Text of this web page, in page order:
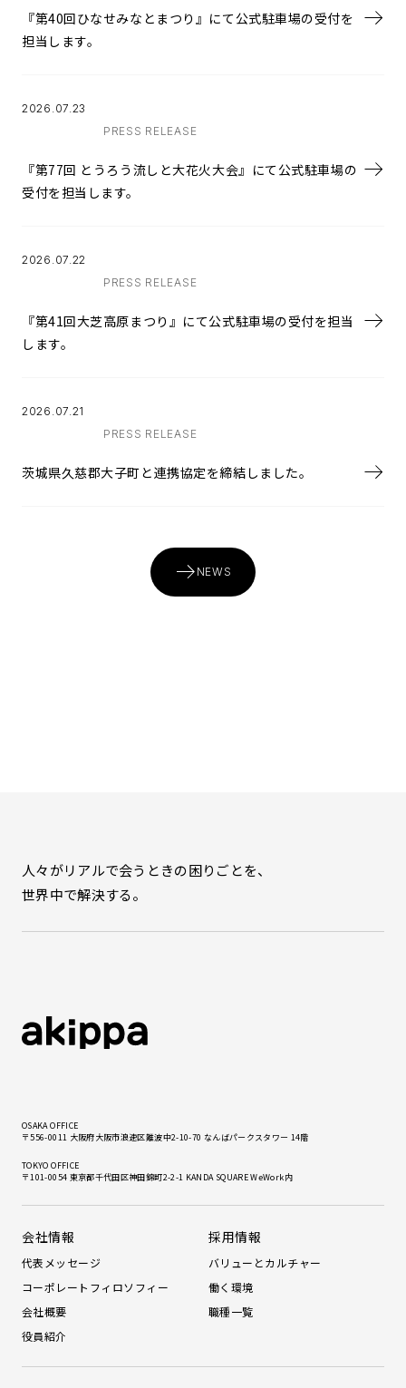
『第40回ひなせみなとまつり』にて公式駐車場の受付を
担当します。
2026.07.23
PRESS RELEASE
『第77回 とうろう流しと大花火大会』にて公式駐車場の
受付を担当します。
2026.07.22
PRESS RELEASE
『第41回大芝高原まつり』にて公式駐車場の受付を担当
します。
2026.07.21
PRESS RELEASE
茨城県久慈郡大子町と連携協定を締結しました。
NEWS
人々がリアルで会うときの困りごとを、
世界中で解決する。
OSAKA OFFICE
〒556-0011 大阪府大阪市浪速区難波中2-10-70 なんばパークスタワー 14階
TOKYO OFFICE
〒101-0054 東京都千代田区神田錦町2-2-1 KANDA SQUARE WeWork内
会社情報
代表メッセージ
コーポレートフィロソフィー
会社概要
役員紹介
採用情報
バリューとカルチャー
働く環境
職種一覧